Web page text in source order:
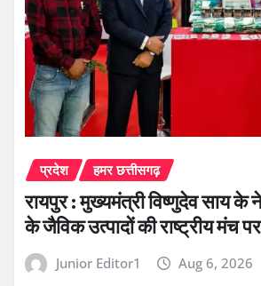
प्रदेश हमर छत्तीसगढ़
रायपुर : मुख्यमंत्री विष्णुदेव साय के
के जैविक उत्पादों की राष्ट्रीय मंच
Junior Editor1 Aug 6, 2026